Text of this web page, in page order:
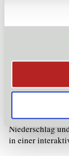
Eine auf Big
und analysiert
stellt
zwischen den
Konkret kann
aufgrund von
Ein Webportal
Niederschlag
in einer